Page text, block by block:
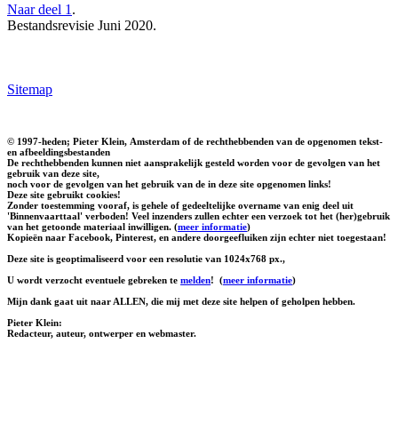
Naar deel 1 .
Bestandsrevisie Juni 2020.
Sitemap
© 1997-heden; Pieter Klein, Amsterdam of de rechthebbenden van de opgenomen tekst-
en afbeeldingsbestanden
De rechthebbenden kunnen niet aansprakelijk gesteld worden voor de gevolgen van het
gebruik van deze site,
noch voor de gevolgen van het gebruik van de in deze site opgenomen links!
Deze site gebruikt cookies!
Zonder toestemming vooraf, is gehele of gedeeltelijke overname van enig deel uit
'Binnenvaarttaal' verboden! Veel inzenders zullen echter een verzoek tot het (her)gebruik
van het getoonde materiaal inwilligen. (meer informatie)
Kopieën naar Facebook, Pinterest, en andere doorgeefluiken zijn echter niet toegestaan!
Deze site is geoptimaliseerd voor een resolutie van 1024x768 px.,
U wordt verzocht eventuele gebreken te melden! (meer informatie)
Mijn dank gaat uit naar ALLEN, die mij met deze site helpen of geholpen hebben.
Pieter Klein:
Redacteur, auteur, ontwerper en webmaster.